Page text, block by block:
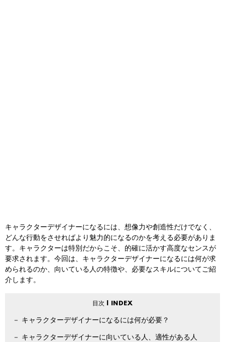
キャラクターデザイナーになるには、想像力や創造性だけでなく、
どんな行動をさせればより魅力的になるのかを考える必要がありま
す。キャラクターは特別だからこそ、的確に活かす高度なセンスが
要求されます。今回は、キャラクターデザイナーになるには何が求
められるのか、向いている人の特徴や、必要なスキルについてご紹
介します。
キャラクターデザイナーになるには何が必要？
キャラクターデザイナーに向いている人、適性がある人